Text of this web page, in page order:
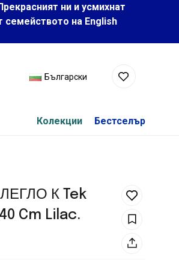
ни и усмихнат
семейството на Еnglish
Български
Колекции Бестселър
К Tek
Cm Lilac.